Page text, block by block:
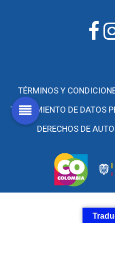
TÉRMINOS Y
TRATAMIENTO DE DATOS
DERECHOS DE